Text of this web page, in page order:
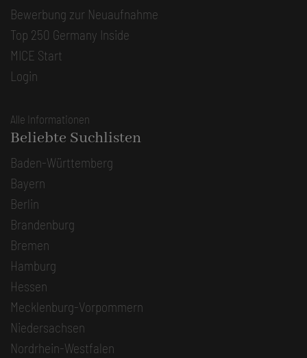
Bewerbung zur Neuaufnahme
Top 250 Germany Inside
MICE Start
Login
Alle Informationen
Beliebte Suchlisten
Baden-Württemberg
Bayern
Berlin
Brandenburg
Bremen
Hamburg
Hessen
Mecklenburg-Vorpommern
Niedersachsen
Nordrhein-Westfalen